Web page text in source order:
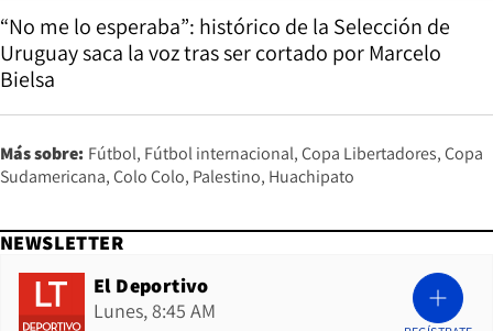
“No me lo esperaba”: histórico de la Selección de
Uruguay saca la voz tras ser cortado por Marcelo
Bielsa
Más sobre: Fútbol Fútbol internacional Copa Libertadores Copa
Sudamericana Colo Colo Palestino Huachipato
NEWSLETTER
El Deportivo
Lunes, 8:45 AM